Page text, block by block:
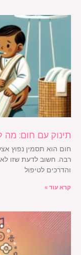
תינוק עם חום: מה
חום הוא תסמין נפוץ
רבה. חשוב לדעת שזו
והדרכים לטיפול
קרא עוד »